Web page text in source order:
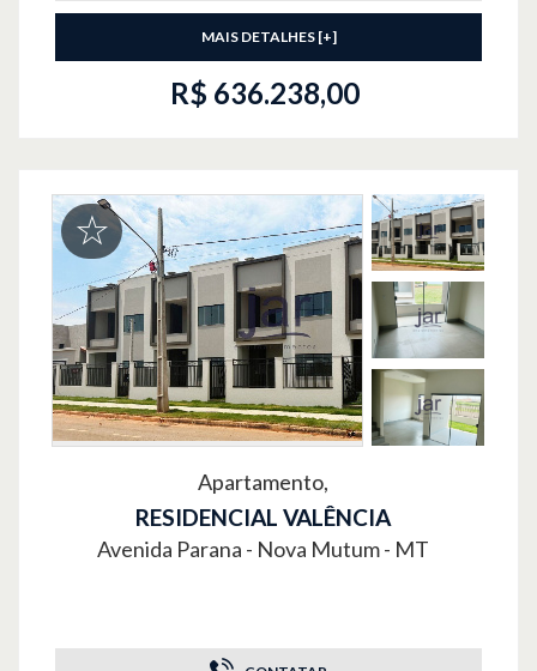
MAIS DETALHES [+]
R$ 636.238,00
Apartamento,
RESIDENCIAL VALÊNCIA
Avenida Parana - Nova Mutum - MT